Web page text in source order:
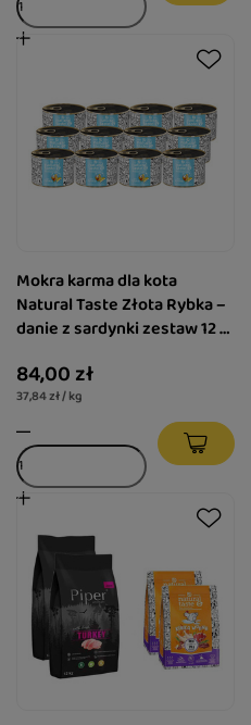
Mokra karma dla kota
Natural Taste Złota Rybka –
danie z sardynki zestaw 12 x
84,00 zł
37,84 zł / kg